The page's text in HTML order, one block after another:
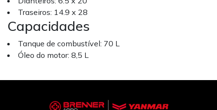
Traseiros: 14.9 x 28
Capacidades
Tanque de combustível: 70 L
Óleo do motor: 8,5 L